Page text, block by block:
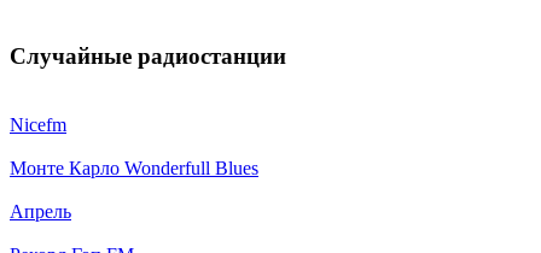
Случайные радиостанции
Nicefm
Монте Карло Wonderfull Blues
Апрель